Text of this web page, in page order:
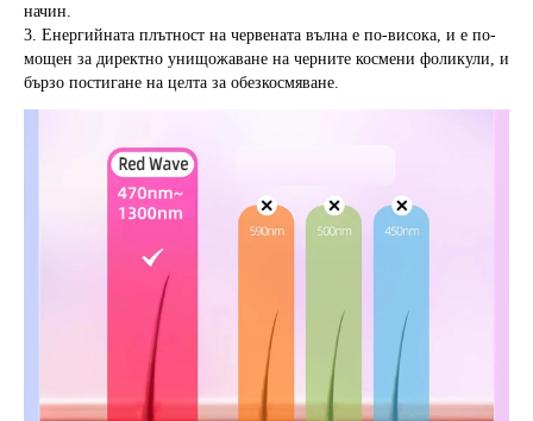
начин.
3. Енергийната плътност на червената вълна е по-висока, и е по-
мощен за директно унищожаване на черните космени фоликули, и
бързо постигане на целта за обезкосмяване.